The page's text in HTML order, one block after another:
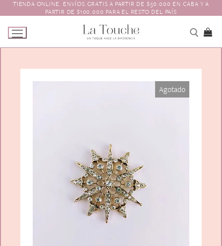
al
contenido
TIENDA ONLINE. ENVÍOS GRATIS A PARTIR DE $50.000 EN CABA Y A
PARTIR DE $100.000 PARA EL RESTO DEL PAÍS
Animales y Bichitos
Florales
Varios
Escarapelas
Accesorios para el pelo
Boinas
Vinchas
Hebillas
Aros
Guantes
Charreteras
Contacto
Agotado